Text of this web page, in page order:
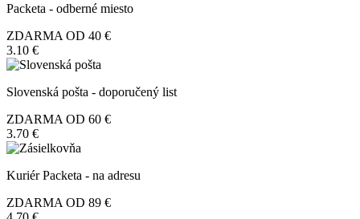
Packeta - odberné miesto
ZDARMA OD 40 €
3.10 €
Slovenská pošta - doporučený list
ZDARMA OD 60 €
3.70 €
Kuriér Packeta - na adresu
ZDARMA OD 89 €